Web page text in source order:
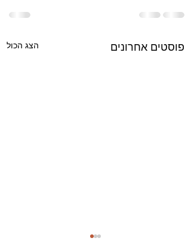
פוסטים אחרונים הצג הכול